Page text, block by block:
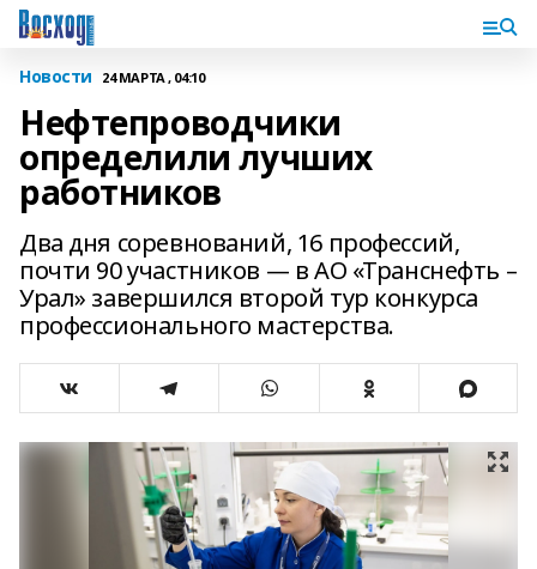
Новости 24 МАРТА , 04:10
Нефтепроводчики
определили лучших
работников
Два дня соревнований, 16 профессий,
почти 90 участников — в АО «Транснефть –
Урал» завершился второй тур конкурса
профессионального мастерства.